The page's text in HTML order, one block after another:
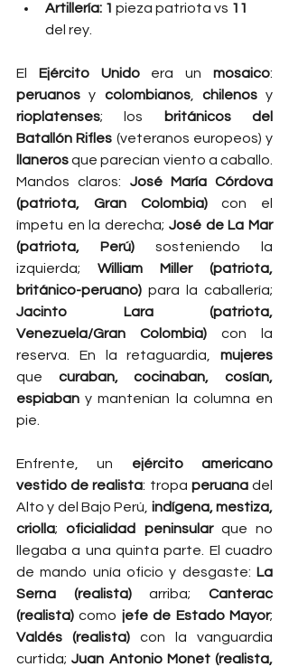
Artillería: 1 pieza patriota vs 11
del rey.
El Ejército Unido era un mosaico
peruanos y colombianos, chilenos
rioplatenses; los
británicos del
Batallón Rifles
llaneros que parecían viento a caballo.
Mandos claros: José María Córdova
(patriota, Gran Colombia) con el
ímpetu en la derecha; José de La Mar
(patriota, Perú) sosteniendo la
izquierda; William Miller (patriota,
británico-peruano)
Jacinto Lara (patriota,
Venezuela/Gran Colombia) con la
reserva. En la retaguardia, mujeres
que curaban, cocinaban, cosían,
espiaban y mantenían la columna en
pie.
Enfrente, un ejército americano
vestido de realista: tropa peruana del
Alto y del Bajo Perú, indígena, mestiza,
criolla; oficialidad peninsular que no
llegaba a una quinta parte. El cuadro
de mando unía oficio y desgaste: La
Serna (realista) arriba; Canterac
(realista) como jefe de Estado Mayor
Valdés (realista) con la vanguardia
curtida; Juan Antonio Monet (realista,